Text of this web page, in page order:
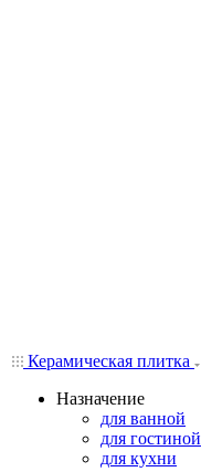
Керамическая плитка
Назначение
для ванной
для гостиной
для кухни